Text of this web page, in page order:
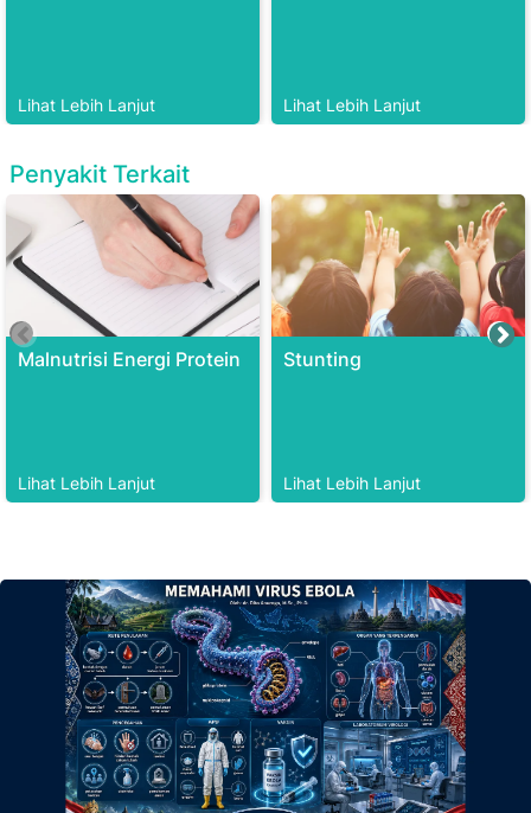
Lihat Lebih Lanjut Lihat Lebih Lanjut
Penyakit Terkait
Malnutrisi Energi Protein
Lihat Lebih Lanjut
Stunting
Lihat Lebih Lanjut